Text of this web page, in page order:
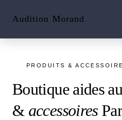
Audition Morand
PRODUITS &
Boutique aides
& accessoires